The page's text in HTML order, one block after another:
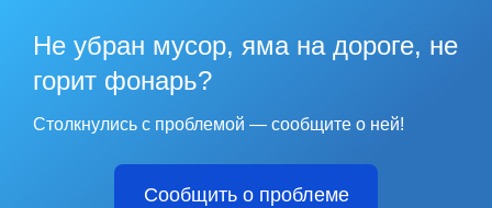
Не убран мусор, яма на дороге, не
горит фонарь?
Столкнулись с проблемой — сообщите о ней!
Сообщить о проблеме